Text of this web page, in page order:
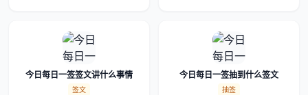
今日每日一签签文讲什么事情
签文
今日每日一签抽到什么签文
抽签